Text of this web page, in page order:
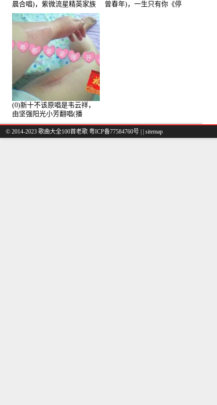
晨合唱)，紫微流星精英家族
演唱点播:53774次
曾春年)，一生只有你《停
(0)新十不该原唱是韦云祥，
由坚强阳光小芳翻唱(播
放:49861)
© 2014-2023 歌曲大全100首老歌 粤ICP备77584760号 sitemap